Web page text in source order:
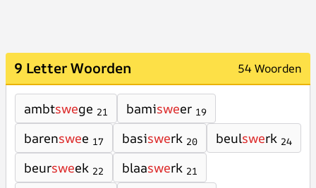
9 Letter Woorden 54 Woorden
ambtswege 21 bamisweer 19
barenswee 17 basiswerk 20 beulswerk 24
beursweek 22 blaaswerk 21